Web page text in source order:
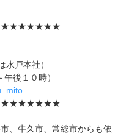
水戸本社）
後１０時）
、牛久市、常総市からも依